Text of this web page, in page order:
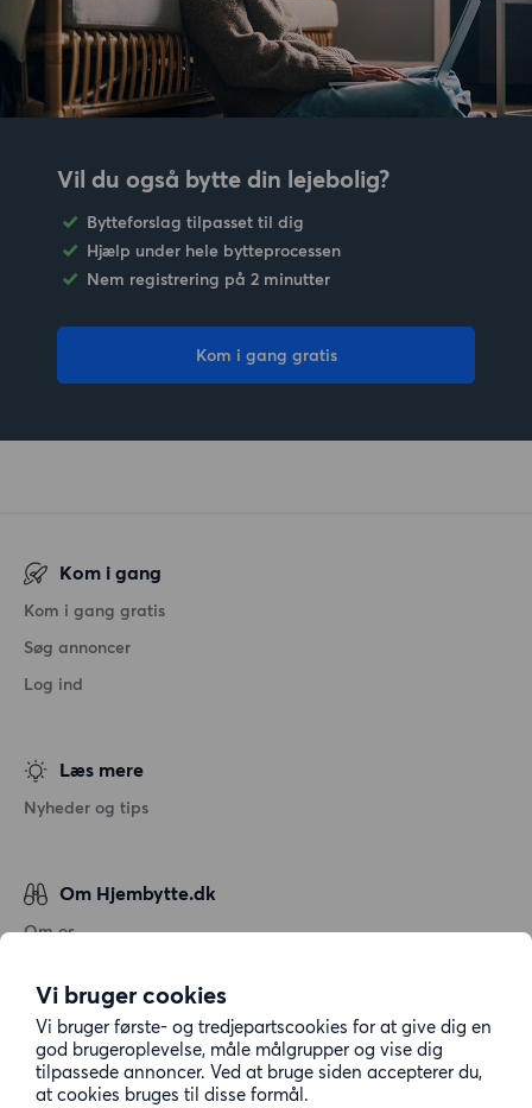
Vi bruger cookies
Vi bruger første- og tredjepartscookies for at give dig en
god brugeroplevelse, måle målgrupper og vise dig
tilpassede annoncer. Ved at bruge siden accepterer du,
at cookies bruges til disse formål.
Vil du også bytte din lejebolig?
Bytteforslag tilpasset til dig
Hjælp under hele bytteprocessen
Nem registrering på 2 minutter
Kom i gang gratis
Kom i gang
Kom i gang gratis
Søg annoncer
Log ind
Læs mere
Nyheder og tips
Om Hjembytte.dk
Om os
Behandling af personoplysninger
Cookiepolitik
Sitemap